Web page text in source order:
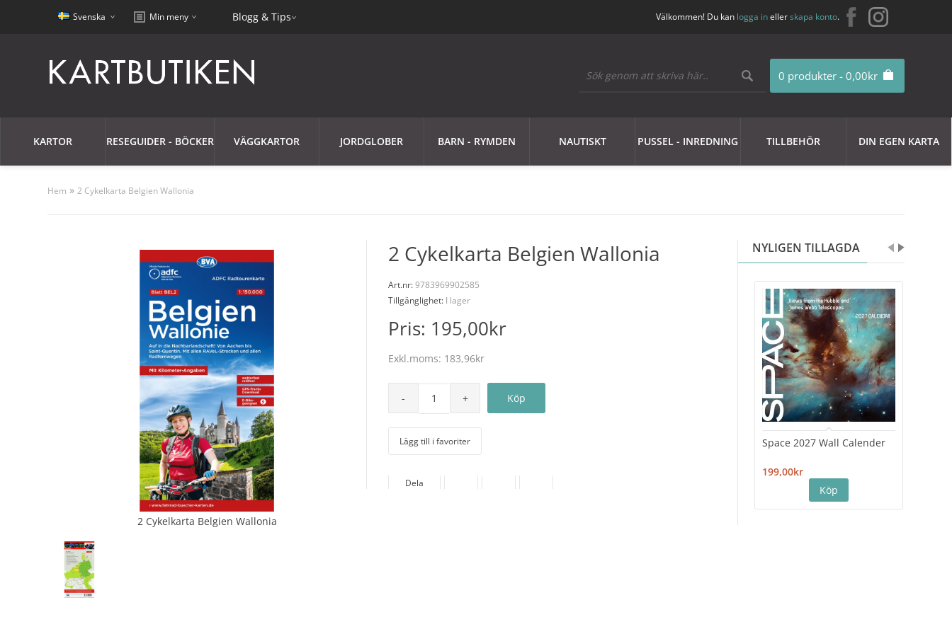
Svenska Min meny Blogg & Tips Välkommen! Du kan logga inellerskapa konto.
0 produkter - 0,00kr
KARTOR RESEGUIDER - BÖCKER VÄGGKARTOR JORDGLOBER BARN - RYMDEN NAUTISKT PUSSEL - INREDNING TILLBEHÖR DIN EGEN KARTA
Hem »2 Cykelkarta Belgien Wallonia
NYLIGEN TILLAGDA
Space 2027 Wall Calender
199,00kr
2 Cykelkarta Belgien Wallonia
2 Cykelkarta Belgien Wallonia
Art.nr:9783969902585
Tillgänglighet: I lager
Pris: 195,00kr
Exkl.moms: 183,96kr
Lägg till i favoriter
Dela